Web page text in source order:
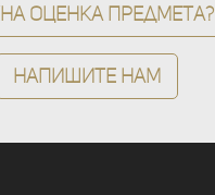
оценка предмета?
Напишите нам